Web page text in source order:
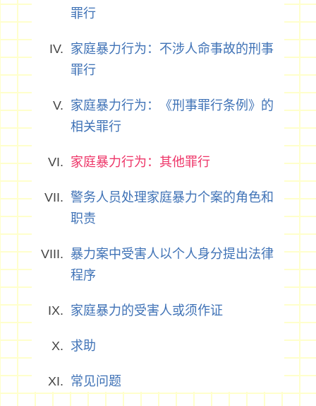
罪行
家庭暴力行为：不涉人命事故的刑事
罪行
家庭暴力行为：《刑事罪行条例》的
相关罪行
家庭暴力行为：其他罪行
警务人员处理家庭暴力个案的角色和
职责
暴力案中受害人以个人身分提出法律
程序
家庭暴力的受害人或须作证
求助
常见问题